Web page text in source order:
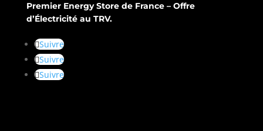
Premier Energy Store de France – Offre
d’Électricité au TRV.
Suivre
Suivre
Suivre